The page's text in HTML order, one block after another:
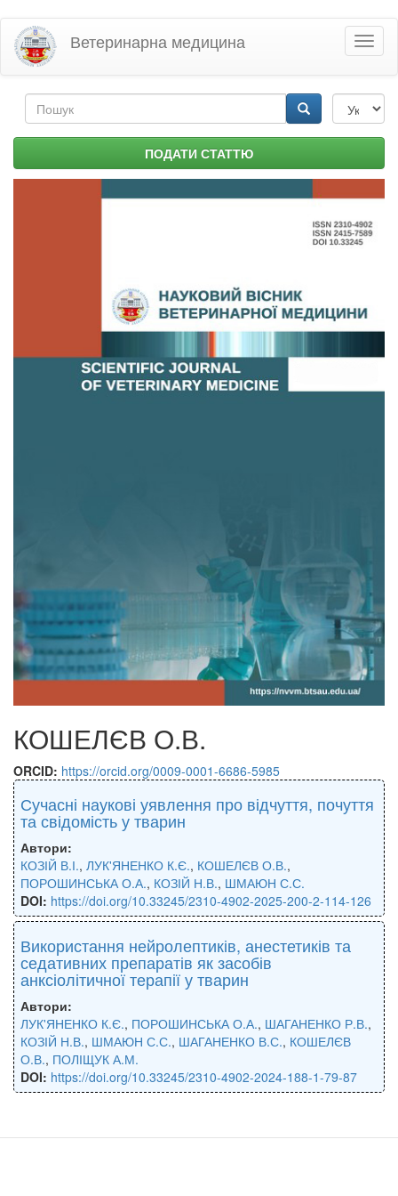
Перейти
основного
матеріалу
Ветеринарна медицина
Пошукова
форма ПОДАТИ СТАТТЮ
КОШЕЛЄВ О.В.
ORCID: https://orcid.org/0009-0001-6686-5985
Сучасні наукові уявлення про відчуття, почуття
та свідомість у тварин
Автори:
КОЗІЙ В.І., ЛУК'ЯНЕНКО К.Є., КОШЕЛЄВ О.В.,
ПОРОШИНСЬКА О.А., КОЗІЙ Н.В., ШМАЮН С.С.
DOI: https://doi.org/10.33245/2310-4902-2025-200-2-114-126
Використання нейролептиків, анестетиків та
седативних препаратів як засобів
анксіолітичної терапії у тварин
Автори:
ЛУК'ЯНЕНКО К.Є., ПОРОШИНСЬКА О.А., ШАГАНЕНКО Р.В.,
КОЗІЙ Н.В., ШМАЮН С.С., ШАГАНЕНКО В.С., КОШЕЛЄВ
О.В., ПОЛІЩУК А.М.
DOI: https://doi.org/10.33245/2310-4902-2024-188-1-79-87